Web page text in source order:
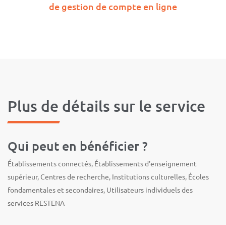
de gestion de compte en ligne
Plus de détails sur le service
Qui peut en bénéficier ?
Établissements connectés, Établissements d'enseignement
supérieur, Centres de recherche, Institutions culturelles, Écoles
fondamentales et secondaires, Utilisateurs individuels des
services RESTENA